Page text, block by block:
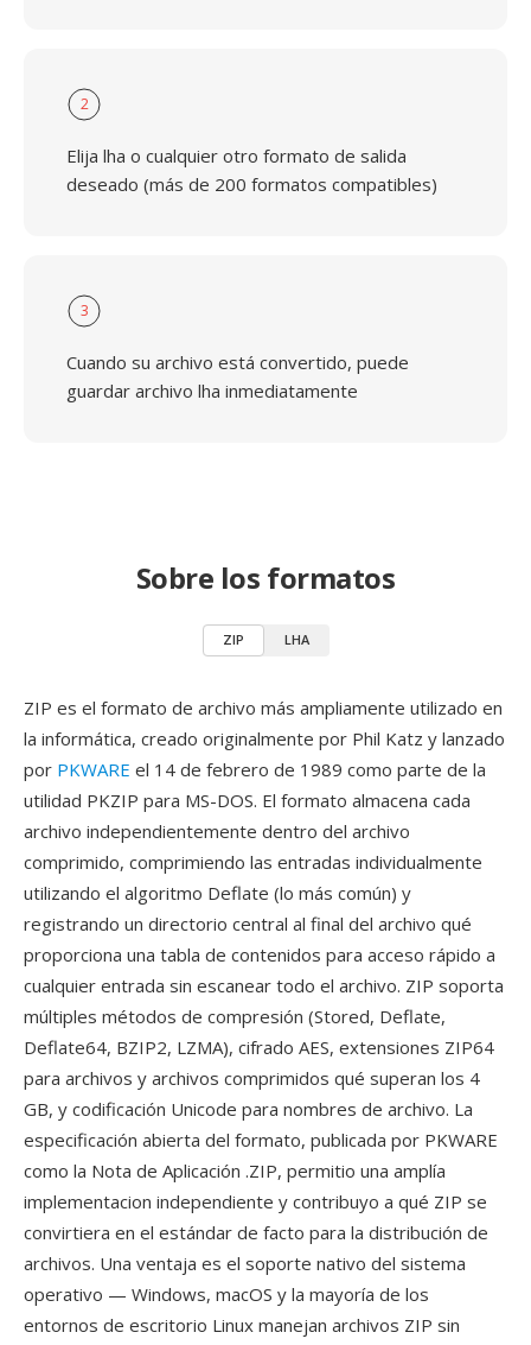
2
Elija lha o cualquier otro formato de salida
deseado (más de 200 formatos compatibles)
3
Cuando su archivo está convertido, puede
guardar archivo lha inmediatamente
Sobre los formatos
ZIP LHA
ZIP es el formato de archivo más ampliamente utilizado en
la informática, creado originalmente por Phil Katz y lanzado
por PKWARE el 14 de febrero de 1989 como parte de la
utilidad PKZIP para MS-DOS. El formato almacena cada
archivo independientemente dentro del archivo
comprimido, comprimiendo las entradas individualmente
utilizando el algoritmo Deflate (lo más común) y
registrando un directorio central al final del archivo qué
proporciona una tabla de contenidos para acceso rápido a
cualquier entrada sin escanear todo el archivo. ZIP soporta
múltiples métodos de compresión (Stored, Deflate,
Deflate64, BZIP2, LZMA), cifrado AES, extensiones ZIP64
para archivos y archivos comprimidos qué superan los 4
GB, y codificación Unicode para nombres de archivo. La
especificación abierta del formato, publicada por PKWARE
como la Nota de Aplicación .ZIP, permitio una amplía
implementacion independiente y contribuyo a qué ZIP se
convirtiera en el estándar de facto para la distribución de
archivos. Una ventaja es el soporte nativo del sistema
operativo — Windows, macOS y la mayoría de los
entornos de escritorio Linux manejan archivos ZIP sin